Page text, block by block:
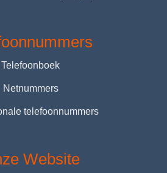
Telefoonboek
Netnummers
telefoonnummers
Website